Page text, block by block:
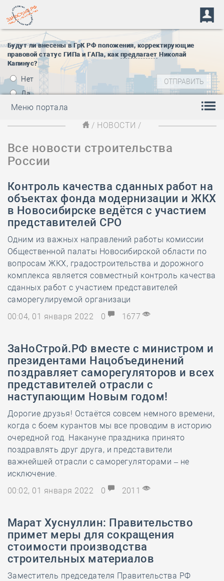
Будут ли внесены в ГрК РФ положения, корректирующие
правовой статус ГИПа и ГАПа, как предлагает Николай
Капинус?
Нет
Да
Меню портала
/ НОВОСТИ /
Все новости строительства
России
Контроль качества сданных работ на
объектах фонда модернизации и ЖКХ
в Новосибирске ведётся с участием
представителей СРО
Одним из важных направлений работы комиссии
Общественной палаты Новосибирской области по
вопросам ЖКХ, градостроительства и дорожного
комплекса является совместный контроль качества
сданных работ с участием представителей
саморегулируемой организаци
00:04, 01 января 2022
0 1677
ЗаНоСтрой.РФ вместе с министром и
президентами Нацобъединений
поздравляет саморегуляторов и всех
представителей отрасли с
наступающим Новым годом!
Дорогие друзья! Остаётся совсем немного времени,
когда с боем курантов мы все проводим в историю
очередной год. Накануне праздника принято
поздравлять друг друга, и представители
важнейшей отрасли с саморегуляторами – не
исключение.
00:02, 01 января 2022
0 2011
Марат Хуснуллин: Правительство
примет меры для сокращения
стоимости производства
строительных материалов
Заместитель председателя Правительства РФ